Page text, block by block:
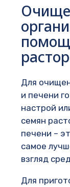
Для
и печени
настрой
семян
печени –
самое
взгляд
Для